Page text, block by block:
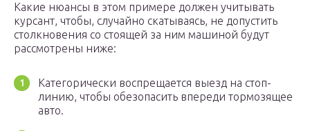
Какие нюансы в этом примере должен учитывать
курсант, чтобы, случайно скатываясь, не допустить
столкновения со стоящей за ним машиной будут
рассмотрены ниже:
Категорически воспрещается выезд на стоп-
линию, чтобы обезопасить впереди тормозящее
авто.